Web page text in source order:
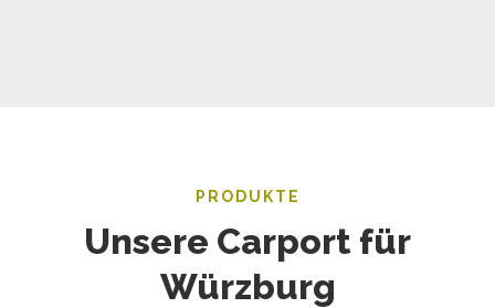
PRODUKTE
Unsere Carport für
Würzburg